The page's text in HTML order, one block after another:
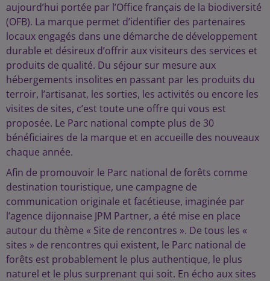
aujourd’hui portée par l’Office français de la biodiversité
(OFB). La marque permet d’identifier des partenaires
locaux engagés dans une démarche de développement
durable et désireux d’offrir aux visiteurs des services et
produits de qualité. Du séjour sur mesure aux
hébergements insolites en passant par les produits du
terroir, l’artisanat, les sorties, les activités ou encore les
visites de sites, c’est toute une offre qui vous est
proposée. Le Parc national compte plus de 30
bénéficiaires de la marque et en accueille des nouveaux
chaque année.
Afin de promouvoir le Parc national de forêts comme
destination touristique, une campagne de
communication originale et facétieuse, imaginée par
l’agence dijonnaise JPM Partner, a été mise en place
autour du thème « Site de rencontres ». De tous les «
sites » de rencontres qui existent, le Parc national de
forêts est probablement le plus authentique, le plus
naturel et le plus surprenant qui soit. En écho aux sites